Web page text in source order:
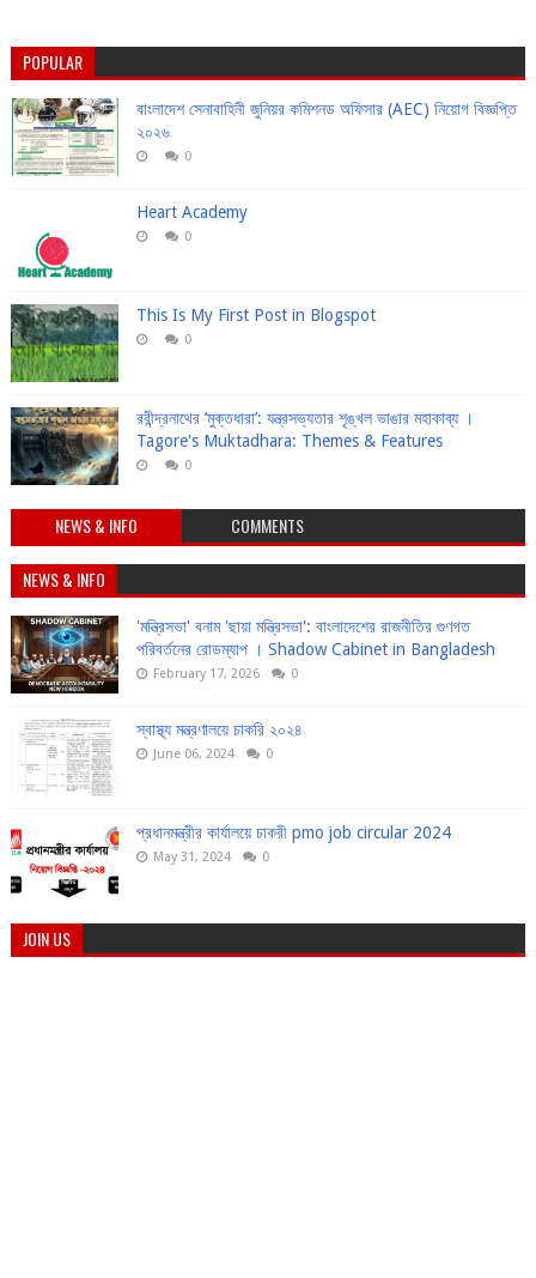
POPULAR
বাংলাদেশ সেনাবাহিনী জুনিয়র কমিশনড অফিসার (AEC) নিয়োগ বিজ্ঞপ্তি
২০২৬
0
Heart Academy
0
This Is My First Post in Blogspot
0
রবীন্দ্রনাথের ‘মুক্তধারা’: যন্ত্রসভ্যতার শৃঙ্খল ভাঙার মহাকাব্য ।
Tagore's Muktadhara: Themes & Features
0
NEWS & INFO COMMENTS
NEWS & INFO
'মন্ত্রিসভা' বনাম 'ছায়া মন্ত্রিসভা': বাংলাদেশের রাজনীতির গুণগত
পরিবর্তনের রোডম্যাপ । Shadow Cabinet in Bangladesh
February 17, 2026 0
স্বাস্থ্য মন্ত্রণালয়ে চাকরি ২০২৪
June 06, 2024 0
প্রধানমন্ত্রীর কার্যালয়ে চাকরী pmo job circular 2024
May 31, 2024 0
JOIN US